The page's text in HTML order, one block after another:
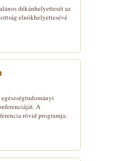
dékánhelyettesét az
elnökhelyettesévé
A
rövid programja: